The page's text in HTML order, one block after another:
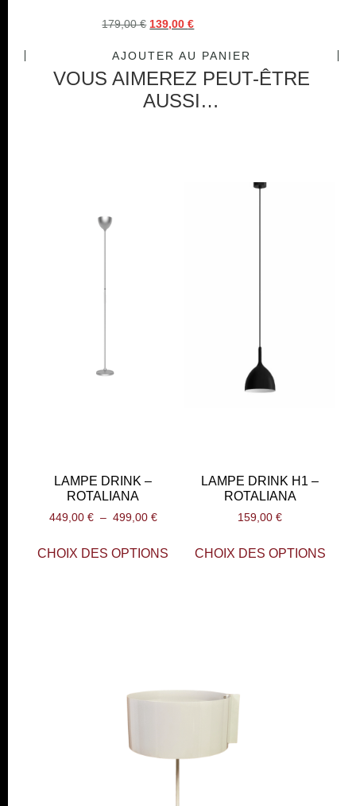
179,00€ 139,00€
AJOUTER AU PANIER
VOUS AIMEREZ PEUT-ÊTRE
AUSSI…
LAMPE DRINK –
ROTALIANA
449,00 € – 499,00 €
CHOIX DES OPTIONS
LAMPE DRINK H1 –
ROTALIANA
159,00€
CHOIX DES OPTIONS